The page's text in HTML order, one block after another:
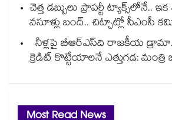
చెత్త డబ్బులు ప్రాపర్టీ ట్యాక్స్⁭లోనే..
వసూళ్లు బంద్.. చిట్చాట్లో సీఎంసీ
నీళ్లపై బీఆర్ఎస్‌‌‌‌ది రాజకీయ
క్రెడిట్ కొట్టేయాలనే ఎత్తుగడ: మంత్రి